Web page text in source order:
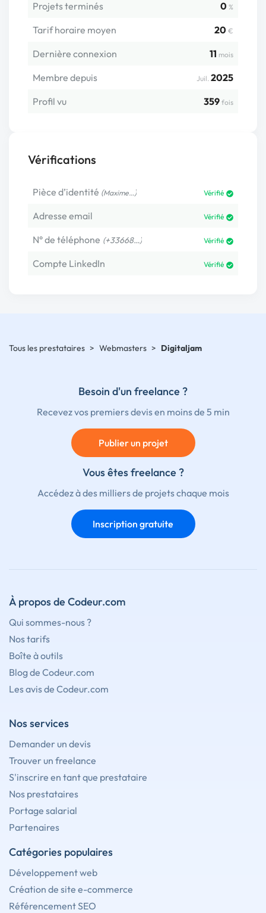
Projets terminés 0 %
Tarif horaire moyen 20 €
Dernière connexion 11 mois
Membre depuis Juil. 2025
Profil vu
359 fois
Vérifications
Pièce d’identité (Maxime…) Vérifié
Adresse email Vérifié
N° de téléphone (+33668…) Vérifié
Compte LinkedIn Vérifié
Tous les prestataires > Webmasters > Digitaljam
Besoin d'un freelance ?
Recevez vos premiers devis en moins de 5 min
Publier un projet
Vous êtes freelance ?
Accédez à des milliers de projets chaque mois
Inscription gratuite
À propos de Codeur.com
Qui sommes-nous ?
Nos tarifs
Boîte à outils
Blog de Codeur.com
Les avis de Codeur.com
Nos services
Demander un devis
Trouver un freelance
S'inscrire en tant que prestataire
Nos prestataires
Portage salarial
Partenaires
Catégories populaires
Développement web
Création de site e-commerce
Référencement SEO